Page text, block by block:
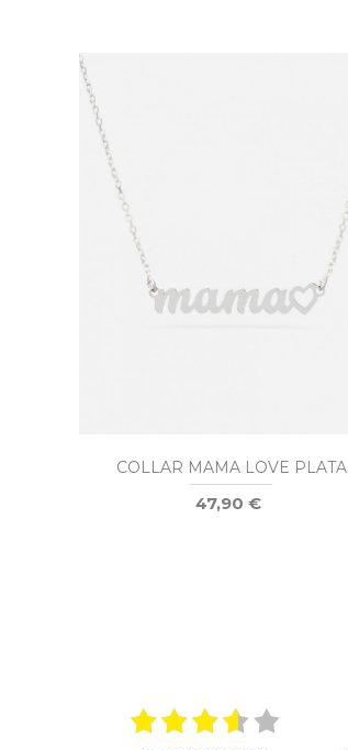
COLLAR MAMA LOVE PLATA
47,90 €